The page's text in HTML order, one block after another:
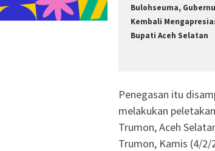
Bulohseuma,
Kembali
Bupati Aceh Selatan
Penegasan itu
melakukan
Trumon, Aceh
Trumon, Kamis (4/2/